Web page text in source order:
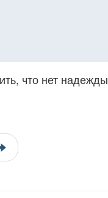
что нет надежды